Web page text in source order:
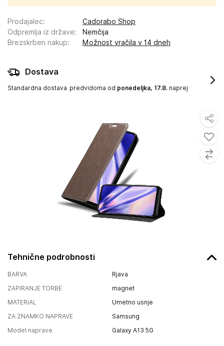
Tehnične podrobnosti
BARVA
Rjava
ZAPIRANJE TORBE
magnet
MATERIAL
Umetno usnje
ZA ZNAMKO NAPRAVE
Samsung
Model naprave
Galaxy A13 5G
Prodajalec:
Cadorabo Shop
Odpremlja iz države:
Nemčija
Brezskrben nakup: Možnost vračila v 14 dneh
Dostava
Standardna dostava predvidoma od ponedeljka, 17.8. naprej